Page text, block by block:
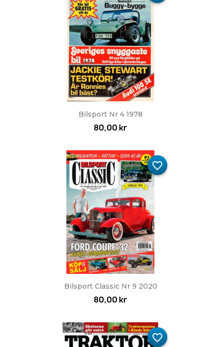
Bilsport Nr 4 1978
80,00 kr
Bilsport Classic Nr 9 2020
80,00 kr
favorite_border
favorite_border